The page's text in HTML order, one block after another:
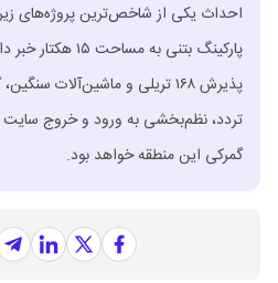
احداث یکی از شاخص‌ترین پروژه‌های
پارکینگ بتنی به
پذیرش ۱۶۸ تریلی و ماشین‌آلات
تردد، نظم‌بخشی به ورود و خروج
گمرکی این منطقه خواهد بود.